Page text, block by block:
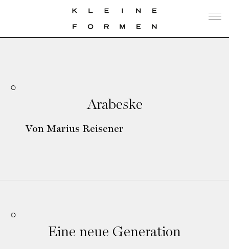
Arabeske
Von Marius Reisener
Eine neue Generation